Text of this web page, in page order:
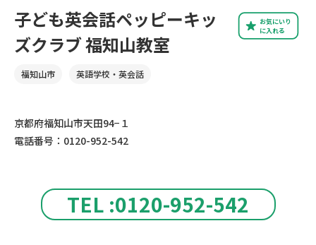
TEL :0120-952-542
お気にいり
に入れる
子ども英会話ペッピーキッ
ズクラブ 福知山教室
福知山市 英語学校・英会話
京都府福知山市天田94−１
電話番号：0120-952-542